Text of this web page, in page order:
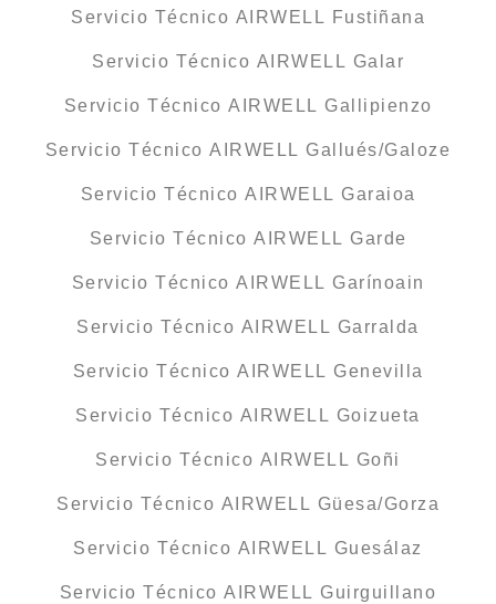
Servicio Técnico AIRWELL Fustiñana
Servicio Técnico AIRWELL Galar
Servicio Técnico AIRWELL Gallipienzo
Servicio Técnico AIRWELL Gallués/Galoze
Servicio Técnico AIRWELL Garaioa
Servicio Técnico AIRWELL Garde
Servicio Técnico AIRWELL Garínoain
Servicio Técnico AIRWELL Garralda
Servicio Técnico AIRWELL Genevilla
Servicio Técnico AIRWELL Goizueta
Servicio Técnico AIRWELL Goñi
Servicio Técnico AIRWELL Güesa/Gorza
Servicio Técnico AIRWELL Guesálaz
Servicio Técnico AIRWELL Guirguillano